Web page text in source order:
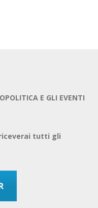
E GLI EVENTI
tutti gli